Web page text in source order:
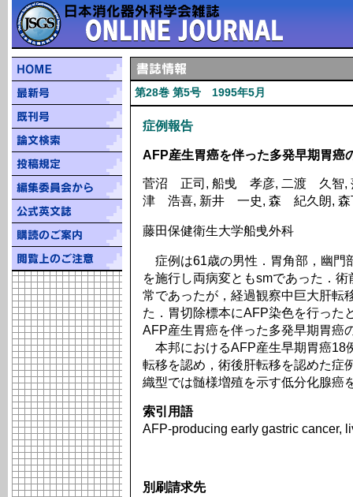
第28巻 第5号 1995年5月
症例報告
AFP産生胃癌を伴った多発早期胃癌
菅沼 正司, 船曵 孝彦, 二渡 久智,
津 浩喜, 新井 一史, 森 紀久朗,
藤田保健衛生大学船曵外科
症例は61歳の男性．胃角部，幽門
を施行し両病変ともsmであった．
常であったが，経過観察中巨大肝転
た．胃切除標本にAFP染色を行った
AFP産生胃癌を伴った多発早期胃癌
本邦におけるAFP産生早期胃癌18
転移を認め，術後肝転移を認めた症
織型では髄様増殖を示す低分化腺癌
索引用語
AFP-producing early gastric cancer,
別刷請求先